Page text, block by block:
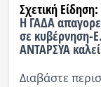
Σχετική Είδηση:
Η ΓΑΔΑ
σε κυβέρνηση-
ΑΝΤΑΡΣΥΑ
Διαβάστε